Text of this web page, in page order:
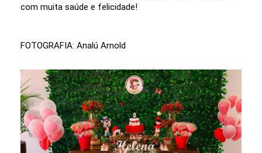
com muita saúde e felicidade!
FOTOGRAFIA: Analú Arnold